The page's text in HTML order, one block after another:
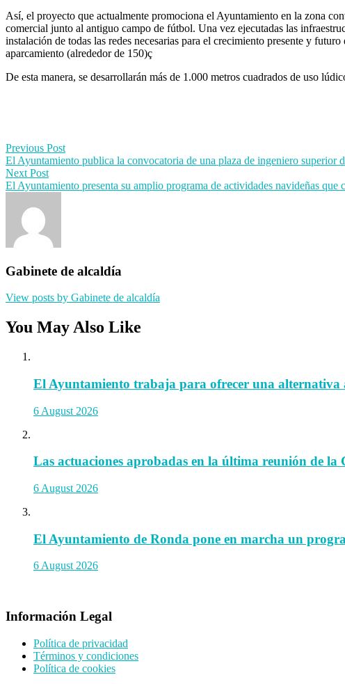
Así, el proyecto que actualmente promociona el Ayuntamiento en la zona
comercial junto al antiguo campo de fútbol. Una vez ejecutadas las
instalación de todas las redes necesarias para el crecimiento presente y
aparcamiento (alrededor de 150)ç
De esta manera, se desarrollarán más de 1.000 metros cuadrados de uso
Post
navigation
Previous Post
El Ayuntamiento publica la convocatoria de una plaza de ingeniero superior
Next Post
El Ayuntamiento presenta su amplio programa de actividades navideñas
Gabinete de alcaldía
View posts by Gabinete de alcaldía
You May Also Like
El Ayuntamiento trabaja para ofrecer una alternativa
6 August 2026
Las actuaciones aprobadas en la última reunión de
6 August 2026
El Ayuntamiento de Ronda pone en marcha un
6 August 2026
Información Legal
Política de privacidad
Términos y condiciones
Política de cookies